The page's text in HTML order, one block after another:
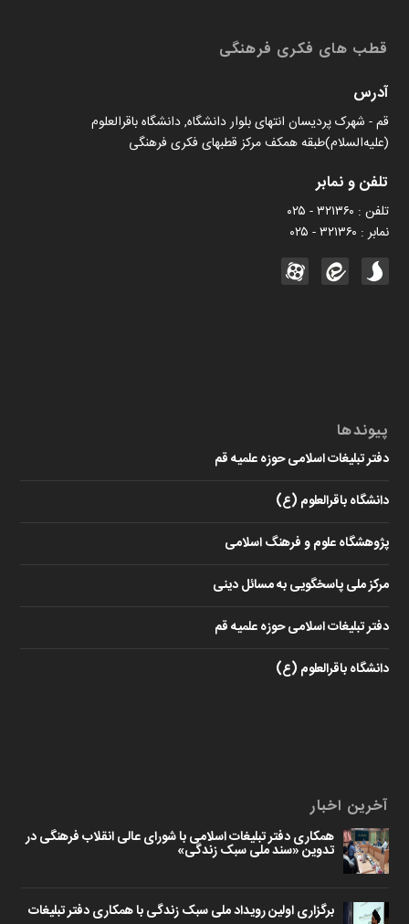
قطب های فکری فرهنگی
آدرس
قم - شهرک پردیسان انتهای بلوار دانشگاه, دانشگاه باقرالعلوم
(علیه‌السلام)طبقه همکف مرکز قطبهای فکری فرهنگی
تلفن و نمابر
تلفن : ۳۲۱۳۶۰ - ۰۲۵
نمابر : ۳۲۱۳۶۰ - ۰۲۵
پیوندها
دفتر تبلیغات اسلامی حوزه علمیه قم
دانشگاه باقرالعلوم (ع)
پژوهشگاه علوم و فرهنگ اسلامی
مرکز ملی پاسخگویی به مسائل دینی
دفتر تبلیغات اسلامی حوزه علمیه قم
دانشگاه باقرالعلوم (ع)
آخرین اخبار
همکاری دفتر تبلیغات اسلامی با شورای عالی انقلاب فرهنگی در
تدوین «سند ملی سبک زندگی»
برگزاری اولین رویداد ملی سبک زندگی با همکاری دفتر تبلیغات